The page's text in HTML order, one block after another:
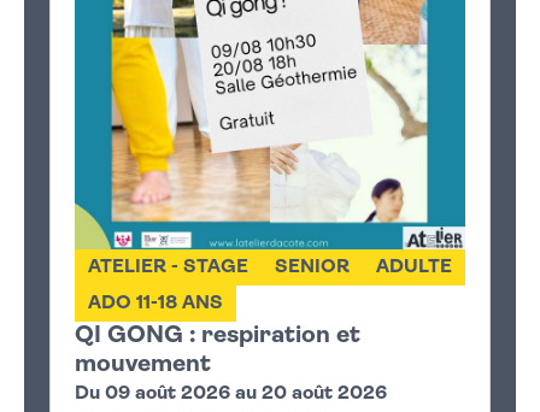
QI GONG : respiration et
mouvement
ATELIER - STAGE SENIOR
ADULTE
ADO 11-18 ANS
Du 09 août 2026 au 20 août 2026